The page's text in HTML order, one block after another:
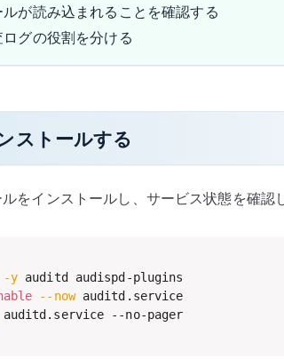
が読み込まれることを確認する
グの役割を分ける
ストールする
をインストールし、サービス状態を確認
-y
--now auditd.service